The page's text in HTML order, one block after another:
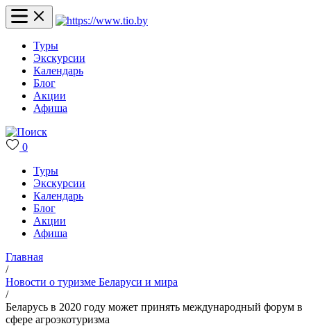
Туры
Экскурсии
Календарь
Блог
Акции
Афиша
0
Туры
Экскурсии
Календарь
Блог
Акции
Афиша
Главная
/
Новости о туризме Беларуси и мира
/
Беларусь в 2020 году может принять международный форум в
сфере агроэкотуризма